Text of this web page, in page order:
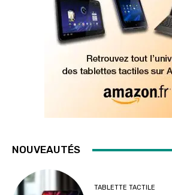
NOUVEAUTÉS
TABLETTE TACTILE